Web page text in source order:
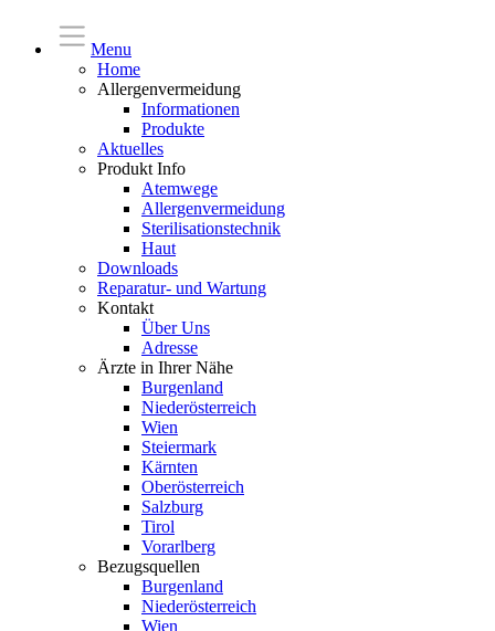
Menu
Home
Allergenvermeidung
Informationen
Produkte
Aktuelles
Produkt Info
Atemwege
Allergenvermeidung
Sterilisationstechnik
Haut
Downloads
Reparatur- und Wartung
Kontakt
Über Uns
Adresse
Ärzte in Ihrer Nähe
Burgenland
Niederösterreich
Wien
Steiermark
Kärnten
Oberösterreich
Salzburg
Tirol
Vorarlberg
Bezugsquellen
Burgenland
Niederösterreich
Wien